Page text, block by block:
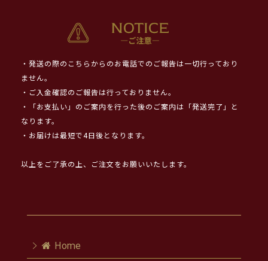
・発送の際のこちらからのお電話でのご報告は一切行っており
ません。
・ご入金確認のご報告は行っておりません。
・「お支払い」のご案内を行った後のご案内は「発送完了」と
なります。
・お届けは最短で4日後となります。
以上をご了承の上、ご注文をお願いいたします。
Home